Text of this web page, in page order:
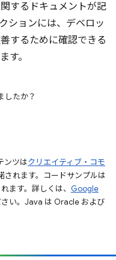
するドキュメントが記
ションには、デベロッ
するために確認できる
す。
したか？
ンツはクリエイティブ・コモ
されます。コードサンプルは
ます。詳しくは、 Google
さい。Java は Oracle および